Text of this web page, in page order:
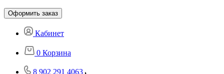
Оформить заказ
Кабинет
0 Корзина
8 902 291 4063